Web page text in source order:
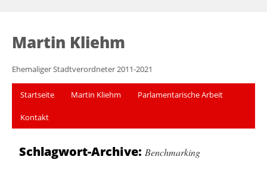
Martin Kliehm
Ehemaliger Stadtverordneter 2011-2021
Startseite Martin Kliehm Parlamentarische Arbeit
Kontakt
Schlagwort-Archive: Benchmarking